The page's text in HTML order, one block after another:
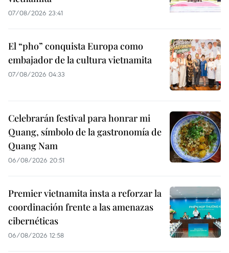
07/08/2026 23:41
El “pho” conquista Europa como
embajador de la cultura vietnamita
07/08/2026 04:33
Celebrarán festival para honrar mi
Quang, símbolo de la gastronomía de
Quang Nam
06/08/2026 20:51
Premier vietnamita insta a reforzar la
coordinación frente a las amenazas
cibernéticas
06/08/2026 12:58